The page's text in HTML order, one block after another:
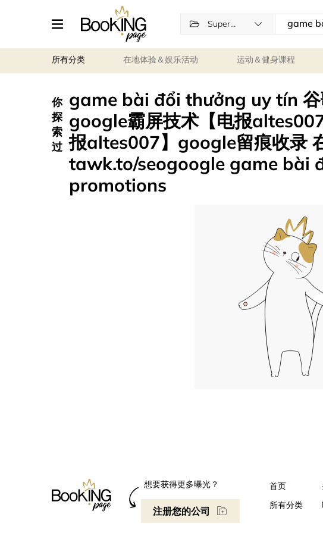
Supermarkets
所有分类 在地体验＆娱乐活动 运动＆健身课程
你
探
索
过
game bài đổi thưởng uy tín 谷
google霸屏技术【电报
报altes007】google留痕收录
tawk.to/seogoogle game bài
promotions
想要获得更多曝光？
注册您的公司
首页
所有分类